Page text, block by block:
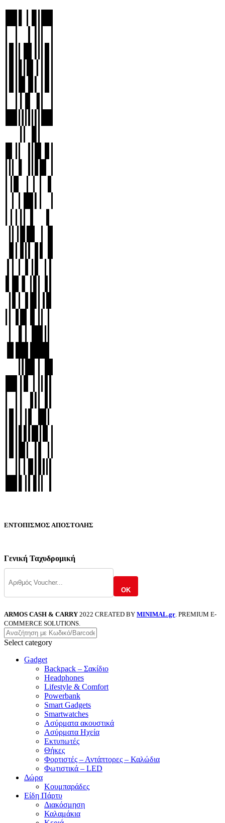
ΕΝΤΟΠΙΣΜΟΣ ΑΠΟΣΤΟΛΗΣ
Γενική Ταχυδρομική
OK
ARMOS CASH & CARRY 2022 CREATED BY MINIMAL.gr . PREMIUM E-
COMMERCE SOLUTIONS.
Select category
Gadget
Backpack – Σακίδιο
Headphones
Lifestyle & Comfort
Powerbank
Smart Gadgets
Smartwatches
Ασύρματα ακουστικά
Ασύρματα Ηχεία
Εκτυπωτές
Θήκες
Φορτιστές – Αντάπτορες – Καλώδια
Φωτιστικά – LED
Δώρα
Κουμπαράδες
Είδη Πάρτυ
Διακόσμηση
Καλαμάκια